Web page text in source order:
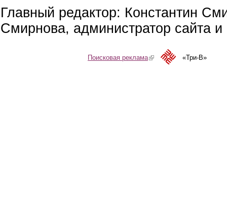
Главный редактор: Константин
Смирнова, администратор сайта
Поисковая реклама(link is external)«Три-В»